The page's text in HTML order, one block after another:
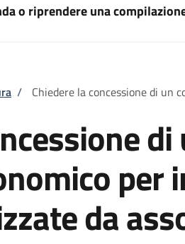
o riprendere una
/ Chiedere la concessione di un
di
per
da